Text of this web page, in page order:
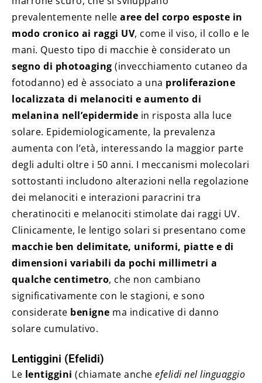
prevalentemente nelle aree del corpo esposte in
modo cronico ai raggi UV, come il viso, il collo e le
mani. Questo tipo di macchie è considerato un
segno di photoaging (invecchiamento cutaneo da
fotodanno) ed è associato a una proliferazione
localizzata di melanociti e aumento di
melanina nell’epidermide in risposta alla luce
solare. Epidemiologicamente, la prevalenza
aumenta con l’età, interessando la maggior parte
degli adulti oltre i 50 anni. I meccanismi molecolari
sottostanti includono alterazioni nella regolazione
dei melanociti e interazioni paracrini tra
cheratinociti e melanociti stimolate dai raggi UV.
Clinicamente, le lentigo solari si presentano come
macchie ben delimitate, uniformi, piatte e di
dimensioni variabili da pochi millimetri a
qualche centimetro, che non cambiano
significativamente con le stagioni, e sono
considerate benigne ma indicative di danno
solare cumulativo.
Lentiggini (Efelidi)
Le lentiggini (chiamate anche efelidi nel linguaggio